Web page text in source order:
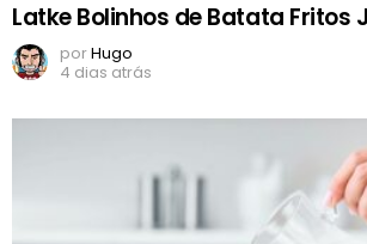
Latke Bolinhos de Batata Fritos
porHugo
4 dias atrás